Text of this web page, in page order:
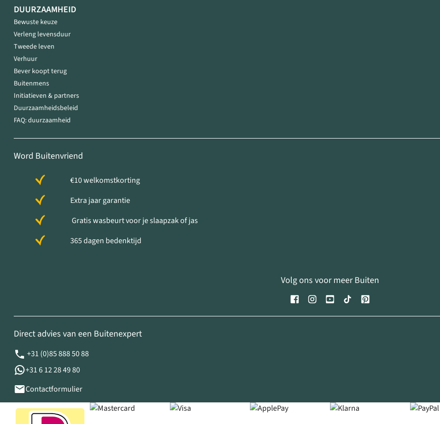
DUURZAAMHEID
Bewuste keuze
Verleng levensduur
Tweede leven
Verhuur
Bever koopt terug
Buitenmens
Initiatieven & partners
Duurzaamheidsbeleid
FAQ: duurzaamheid
Word Buitenvriend
€10 welkomstkorting
Extra jaar garantie
Gratis wasbeurt voor je slaapzak of jas
365 dagen bedenktijd
Volg ons voor meer Buiten
Direct advies van een Buitenexpert
+31 (0)85 888 50 88
+31 6 12 28 49 80
Contactformulier